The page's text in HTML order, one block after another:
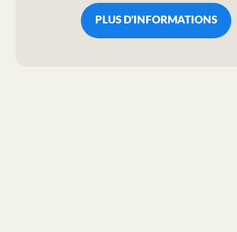
PLUS D'INFORMATIONS